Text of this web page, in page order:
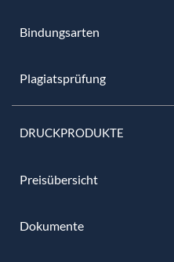
Bindungsarten
Plagiatsprüfung
DRUCKPRODUKTE
Preisübersicht
Dokumente